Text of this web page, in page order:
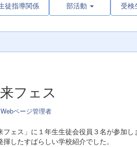
徒指導関係 部活動 受検
フェス
ページ管理者
ェス」に１年生生徒会役員３名が参加
したすばらしい学校紹介でした。